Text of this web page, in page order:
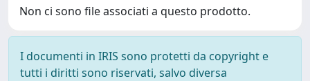
Non ci sono file associati a questo prodotto.
I documenti in IRIS sono protetti da copyright e
tutti i diritti sono riservati, salvo diversa